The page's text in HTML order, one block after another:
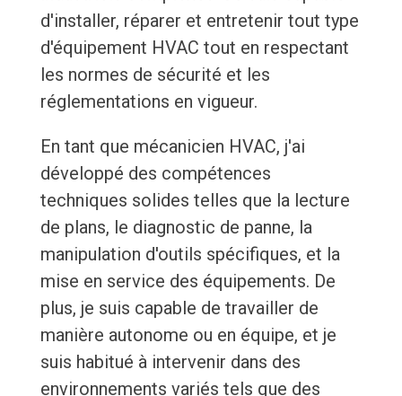
d'installer, réparer et entretenir tout type
d'équipement HVAC tout en respectant
les normes de sécurité et les
réglementations en vigueur.
En tant que mécanicien HVAC, j'ai
développé des compétences
techniques solides telles que la lecture
de plans, le diagnostic de panne, la
manipulation d'outils spécifiques, et la
mise en service des équipements. De
plus, je suis capable de travailler de
manière autonome ou en équipe, et je
suis habitué à intervenir dans des
environnements variés tels que des